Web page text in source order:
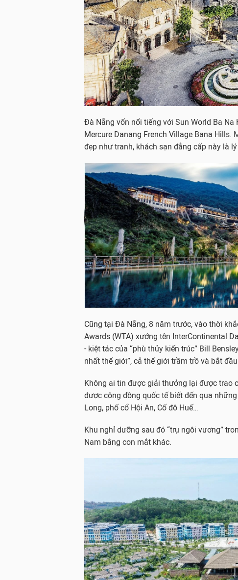
Đà Nẵng vốn nổi tiếng với Sun World Ba
Mercure Danang French Village Bana
đẹp như tranh, khách sạn đẳng cấp này là
Cũng tại Đà Nẵng, 8 năm trước, vào thời
Awards (WTA) xướng tên InterContinental
- kiệt tác của “phù thủy kiến trúc” Bill
nhất thế giới”, cả thế giới trầm trồ và bắt
Không ai tin được giải thưởng lại được trao
được cộng đồng quốc tế biết đến qua
Long, phố cổ Hội An, Cố đô Huế…
Khu nghỉ dưỡng sau đó “trụ ngôi vương”
Nam bằng con mắt khác.